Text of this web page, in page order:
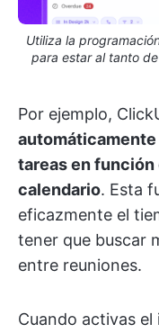
Utiliza la
para estar al tanto
Por ejemplo,
automáticamente
tareas en función
calendario. Esta
eficazmente el
tener que buscar
entre reuniones.
Cuando activas